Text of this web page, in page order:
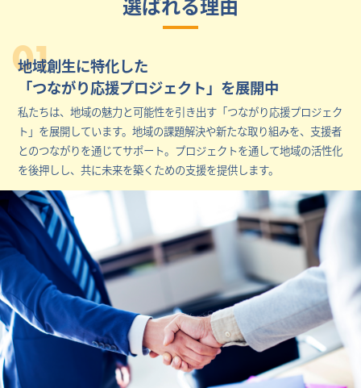
01
地域創生に特化した
「つながり応援プロジェクト」を展開中
私たちは、地域の魅力と可能性を引き出す「つながり応援プロジェク
ト」を展開しています。地域の課題解決や新たな取り組みを、支援者
とのつながりを通じてサポート。プロジェクトを通して地域の活性化
を後押しし、共に未来を築くための支援を提供します。